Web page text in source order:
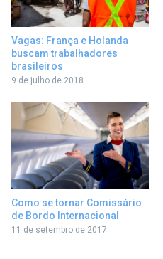
Vagas: França e Holanda
buscam trabalhadores
brasileiros
9 de julho de 2018
Como se tornar Comissário
de Bordo Internacional
11 de setembro de 2017